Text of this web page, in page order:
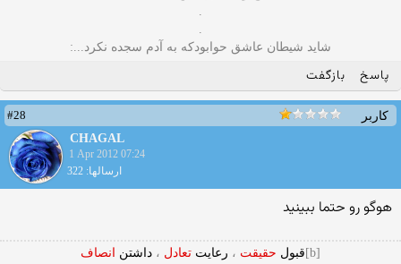
.
.
شاید شیطان عاشق حوابودکه به آدم سجده نکرد...:
پاسخ بازگفت
کاربر
#28
CHAGAL
1 Apr 2012 07:24
ارسالها: 322
هوگو رو حتما ببینید
[b] قبول حقیقت ، رعایت تعادل ، داشتن انصاف